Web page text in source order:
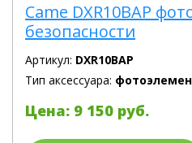
Came DXR10BAP
безопасности
Артикул: DXR10BAP
Тип аксессуара:
Цена: 9 150 руб.